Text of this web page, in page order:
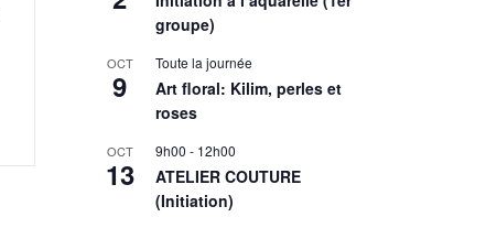
groupe)
OCT
9
Toute la journée
Art floral: Kilim, perles et
roses
OCT
13
9h00 - 12h00
ATELIER COUTURE
(Initiation)